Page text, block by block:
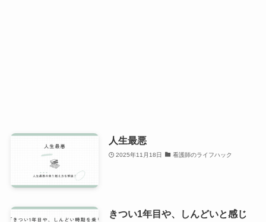
人生最悪
2025年11月18日 看護師のライフハック
きつい1年目や、しんどいと感じ